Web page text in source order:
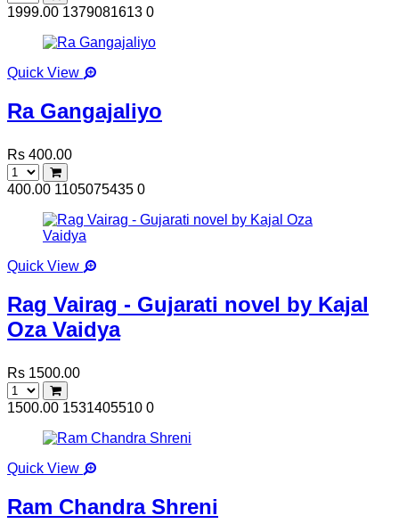
1999.00 1379081613 0
Quick View
Ra Gangajaliyo
Rs 400.00
400.00 1105075435 0
Quick View
Rag Vairag - Gujarati novel by Kajal
Oza Vaidya
Rs 1500.00
1500.00 1531405510 0
Quick View
Ram Chandra Shreni